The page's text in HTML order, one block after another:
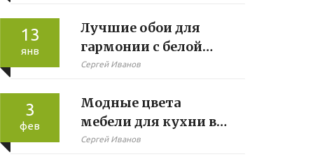
13
янв
Лучшие обои для
гармонии с белой
мебелью
Сергей Иванов
3
фев
Модные цвета
мебели для кухни в
2024 году:
Сергей Иванов